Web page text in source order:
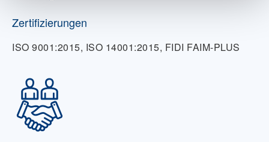
Zertifizierungen
ISO 9001:2015, ISO 14001:2015, FIDI FAIM-PLUS